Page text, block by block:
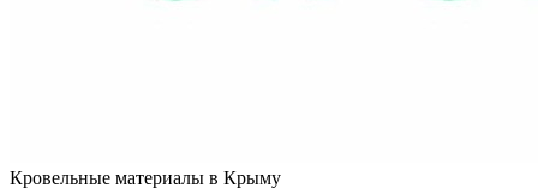
Кровельные материалы в Крыму